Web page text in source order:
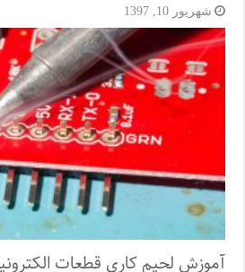
شهریور 10, 1397
آموزش لحیم کاری قطعات